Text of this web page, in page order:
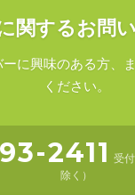
関するお問
に興味のある方、
ください。
2411 受
除く）